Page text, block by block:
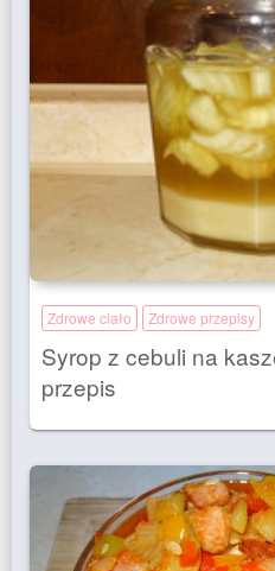
Zdrowe ciało Zdrowe przepisy
Syrop z cebuli na
przepis